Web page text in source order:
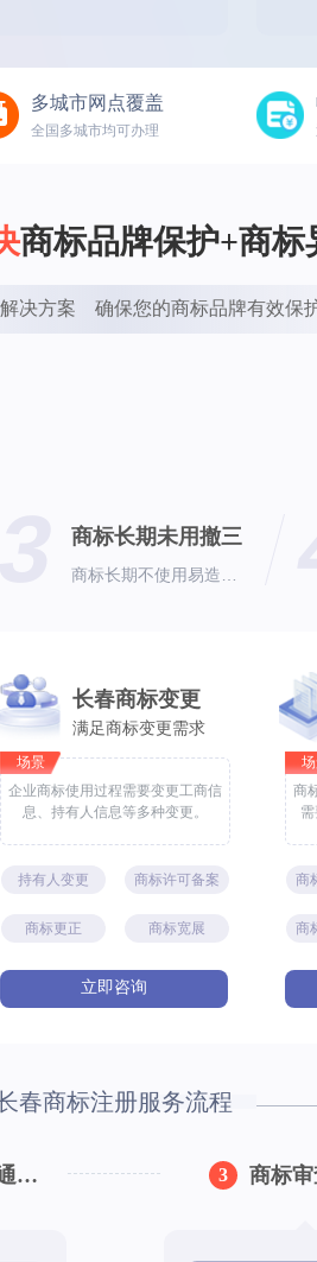
多城市网点覆盖
全国多城市均可办理
商标品牌保护+商
决方案    确保您的商标品牌有效保
商标长期未用撤三
长春商标变更
满足商标变更需求
场景
企业商标使用过程需要变更工商信
息、持有人信息等多种变更。
持有人变更 商标许可备案
商标更正 商标宽展
立即咨询
商
商
商
春商标注册服务流程
商标提交及受理通知下达 3 商标